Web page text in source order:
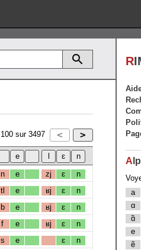
100 sur 3497
n e zj ɛ n
tl e ʁj ɛ n
b e ʁj ɛ n
f e ʁj ɛ n
s e ɛ n
R
A
a
ɑ
ɑ̃
e
ẽ